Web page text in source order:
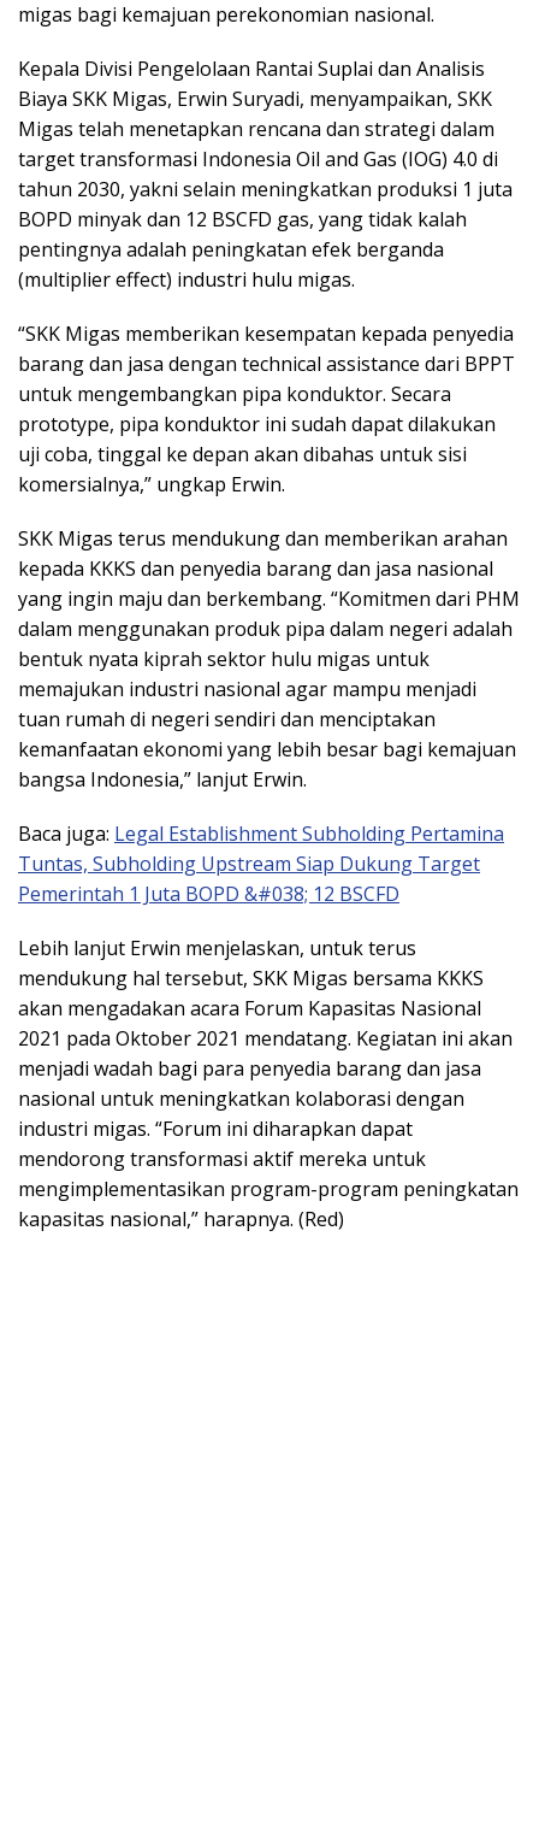
migas bagi kemajuan perekonomian nasional.
Kepala Divisi Pengelolaan Rantai Suplai dan Analisis
Biaya SKK Migas, Erwin Suryadi, menyampaikan, SKK
Migas telah menetapkan rencana dan strategi dalam
target transformasi Indonesia Oil and Gas (IOG) 4.0 di
tahun 2030, yakni selain meningkatkan produksi 1 juta
BOPD minyak dan 12 BSCFD gas, yang tidak kalah
pentingnya adalah peningkatan efek berganda
(multiplier effect) industri hulu migas.
“SKK Migas memberikan kesempatan kepada penyedia
barang dan jasa dengan technical assistance dari BPPT
untuk mengembangkan pipa konduktor. Secara
prototype, pipa konduktor ini sudah dapat dilakukan
uji coba, tinggal ke depan akan dibahas untuk sisi
komersialnya,” ungkap Erwin.
SKK Migas terus mendukung dan memberikan arahan
kepada KKKS dan penyedia barang dan jasa nasional
yang ingin maju dan berkembang. “Komitmen dari PHM
dalam menggunakan produk pipa dalam negeri adalah
bentuk nyata kiprah sektor hulu migas untuk
memajukan industri nasional agar mampu menjadi
tuan rumah di negeri sendiri dan menciptakan
kemanfaatan ekonomi yang lebih besar bagi kemajuan
bangsa Indonesia,” lanjut Erwin.
Baca juga: Legal Establishment Subholding Pertamina
Tuntas, Subholding Upstream Siap Dukung Target
Pemerintah 1 Juta BOPD &#038; 12 BSCFD
Lebih lanjut Erwin menjelaskan, untuk terus
mendukung hal tersebut, SKK Migas bersama KKKS
akan mengadakan acara Forum Kapasitas Nasional
2021 pada Oktober 2021 mendatang. Kegiatan ini akan
menjadi wadah bagi para penyedia barang dan jasa
nasional untuk meningkatkan kolaborasi dengan
industri migas. “Forum ini diharapkan dapat
mendorong transformasi aktif mereka untuk
mengimplementasikan program-program peningkatan
kapasitas nasional,” harapnya. (Red)